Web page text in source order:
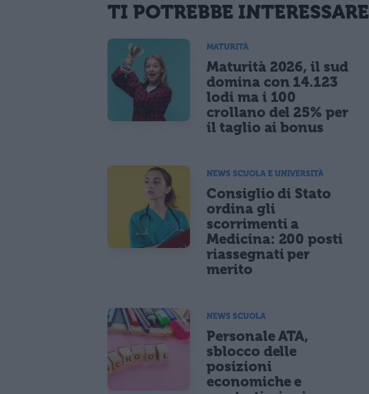
TI POTREBBE INTERESSARE
MATURITÀ
Maturità 2026, il sud
domina con 14.123
lodi ma i 100
crollano del 25% per
il taglio ai bonus
NEWS SCUOLA E UNIVERSITÀ
Consiglio di Stato
ordina gli
scorrimenti a
Medicina: 200 posti
riassegnati per
merito
NEWS SCUOLA
Personale ATA,
sblocco delle
posizioni
economiche e